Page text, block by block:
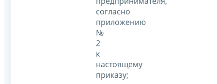
согласно
приложению
№
2
к
настоящему
приказу;